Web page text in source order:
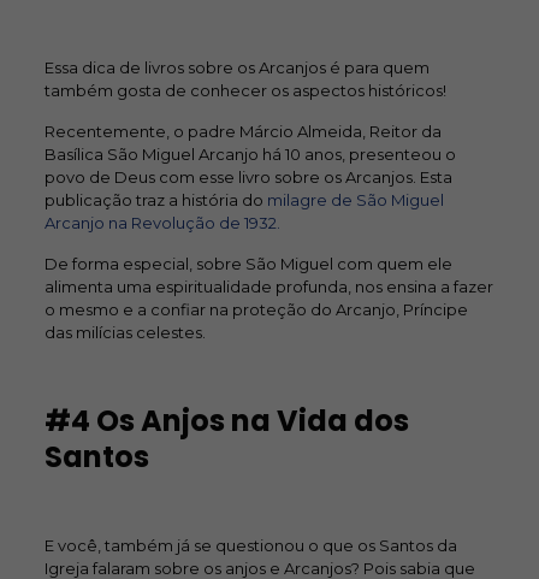
Essa dica de livros sobre os Arcanjos é para quem
também gosta de conhecer os aspectos históricos!
Recentemente, o padre Márcio Almeida, Reitor da
Basílica São Miguel Arcanjo há 10 anos, presenteou o
povo de Deus com esse livro sobre os Arcanjos. Esta
publicação traz a história do milagre de São Miguel
Arcanjo na Revolução de 1932.
De forma especial, sobre São Miguel com quem ele
alimenta uma espiritualidade profunda, nos ensina a fazer
o mesmo e a confiar na proteção do Arcanjo, Príncipe
das milícias celestes.
#4 Os Anjos na Vida dos
Santos
E você, também já se questionou o que os Santos da
Igreja falaram sobre os anjos e Arcanjos? Pois sabia que